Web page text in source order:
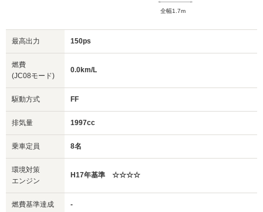
全幅1.7m
最高出力 150ps
燃費
(JC08モード)
0.0km/L
駆動方式 FF
排気量 1997cc
乗車定員 8名
環境対策
エンジン
H17年基準 ☆☆☆☆
燃費基準達成 -